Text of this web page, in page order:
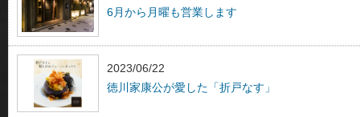
6月から月曜も営業します
2023/06/22
徳川家康公が愛した「折戸なす」